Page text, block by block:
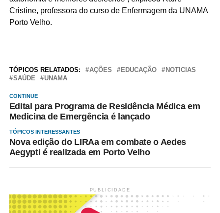
Cristine, professora do curso de Enfermagem da UNAMA
Porto Velho.
TÓPICOS RELATADOS: AÇÕES EDUCAÇÃO
NOTICIAS
SAÚDE
UNAMA
CONTINUE
Edital para Programa de Residência Médica em
Medicina de Emergência é lançado
TÓPICOS INTERESSANTES
Nova edição do LIRAa em combate o Aedes
Aegypti é realizada em Porto Velho
PUBLICIDADE